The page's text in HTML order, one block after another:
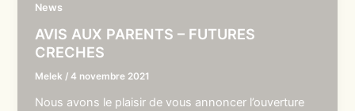
News
AVIS AUX PARENTS – FUTURES
CRECHES
Melek /4 novembre 2021
Nous avons le plaisir de vous annoncer l’ouverture